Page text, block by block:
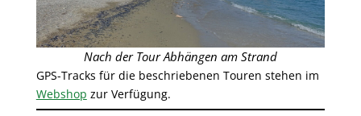
Nach der Tour Abhängen am Strand
GPS-Tracks für die beschriebenen Touren stehen im
Webshop zur Verfügung.